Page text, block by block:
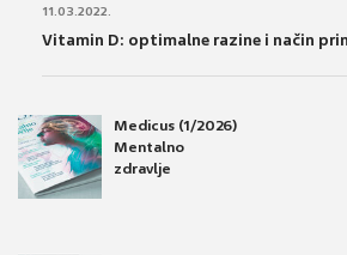
11.03.2022.
Vitamin D: optimalne razine i način
Medicus (1/2026)
Mentalno
zdravlje